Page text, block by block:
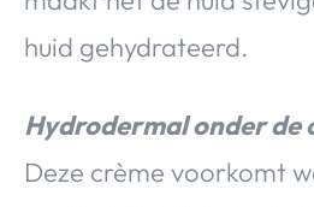
huid gehydrateerd.
Hydrodermal onder de
Deze crème voorkomt